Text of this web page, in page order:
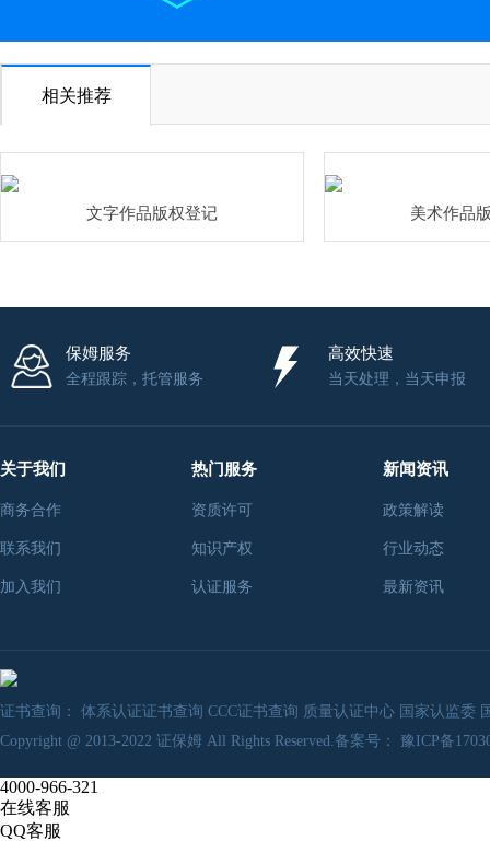
相关推荐
文字作品版权登记 美术作品
保姆服务
全程跟踪，托管服务
高效快速
当天处理，当天申报
关于我们
商务合作
联系我们
加入我们
热门服务
资质许可
知识产权
认证服务
新闻资讯
政策解读
行业动态
最新资讯
证书查询： 体系认证证书查询 CCC证书查询 质量认证中心 国家认监委
Copyright @ 2013-2022 证保姆 All Rights Reserved.备案号： 豫ICP备
4000-966-321
在线客服
QQ客服